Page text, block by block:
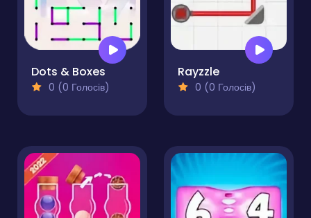
Dots & Boxes
0 (0 Голосів)
Rayzzle
0 (0 Голосів)